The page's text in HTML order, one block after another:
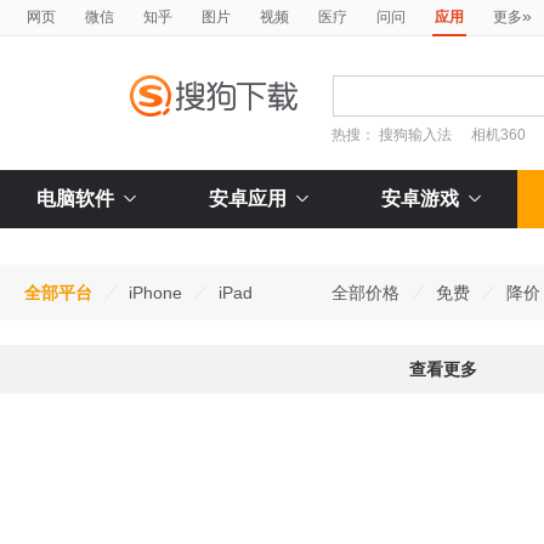
网页 微信 知乎 图片 视频 医疗 问问 应用 更多»
热搜：搜狗输入法 相机360
电脑软件 安卓应用 安卓游戏
全部平台 iPhone iPad 全部价格 免费 降价
查看更多